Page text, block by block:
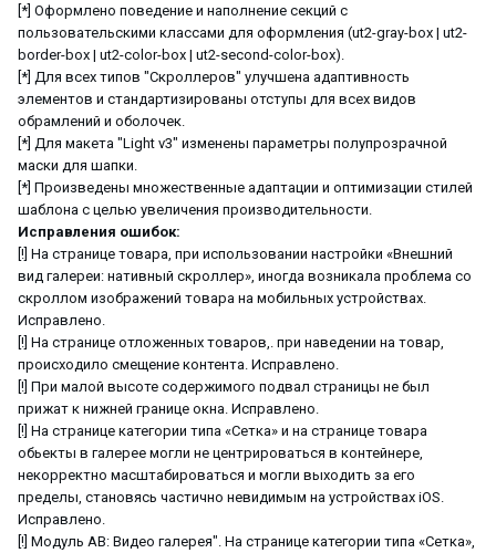
[*] Оформлено поведение и наполнение секций с
пользовательскими классами для оформления (ut2-gray-box | ut2-
border-box | ut2-color-box | ut2-second-color-box).
[*] Для всех типов "Скроллеров" улучшена адаптивность
элементов и стандартизированы отступы для всех видов
обрамлений и оболочек.
[*] Для макета "Light v3" изменены параметры полупрозрачной
маски для шапки.
[*] Произведены множественные адаптации и оптимизации стилей
шаблона с целью увеличения производительности.
Исправления ошибок:
[!] На странице товара, при использовании настройки «Внешний
вид галереи: нативный скроллер», иногда возникала проблема со
скроллом изображений товара на мобильных устройствах.
Исправлено.
[!] На странице отложенных товаров,. при наведении на товар,
происходило смещение контента. Исправлено.
[!] При малой высоте содержимого подвал страницы не был
прижат к нижней границе окна. Исправлено.
[!] На странице категории типа «Сетка» и на странице товара
обьекты в галерее могли не центрироваться в контейнере,
некорректно масштабироваться и могли выходить за его
пределы, становясь частично невидимым на устройствах iOS.
Исправлено.
[!] Модуль АВ: Видео галерея". На странице категории типа «Сетка»,